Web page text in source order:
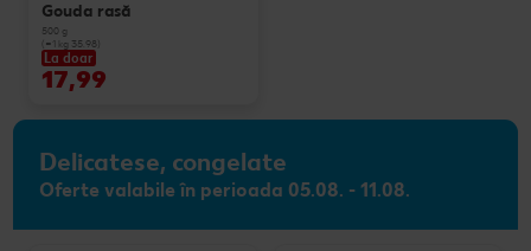
Gouda rasă
500 g
(=1 kg 35.98)
La doar
17,99
Delicatese, congelate
Oferte valabile în perioada 05.08. - 11.08.